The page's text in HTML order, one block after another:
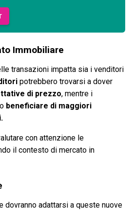
Immobiliare
transazioni impatta sia i venditori
potrebbero trovarsi a dover
di prezzo, mentre i
beneficiare di maggiori
con attenzione le
il contesto di mercato in
dovranno adattarsi a queste nuove